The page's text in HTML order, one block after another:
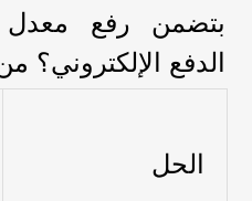
بتضمن رفع معدل
الدفع الإلكتروني؟
الحل